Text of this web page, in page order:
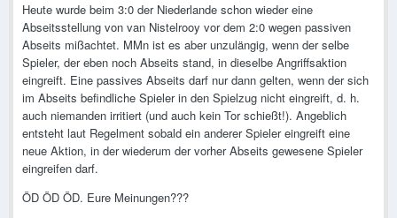
Heute wurde beim 3:0 der Niederlande schon wieder eine
Abseitsstellung von van Nistelrooy vor dem 2:0 wegen passiven
Abseits mißachtet. MMn ist es aber unzulängig, wenn der selbe
Spieler, der eben noch Abseits stand, in dieselbe Angriffsaktion
eingreift. Eine passives Abseits darf nur dann gelten, wenn der sich
im Abseits befindliche Spieler in den Spielzug nicht eingreift, d. h.
auch niemanden irritiert (und auch kein Tor schießt!). Angeblich
entsteht laut Regelment sobald ein anderer Spieler eingreift eine
neue Aktion, in der wiederum der vorher Abseits gewesene Spieler
eingreifen darf.
ÖD ÖD ÖD. Eure Meinungen???